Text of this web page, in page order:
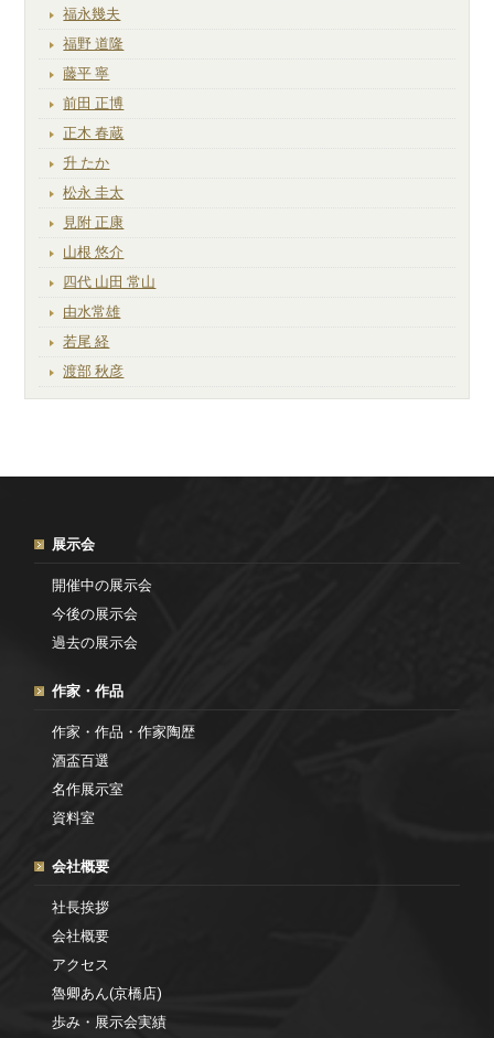
福永幾夫
福野 道隆
藤平 寧
前田 正博
正木 春蔵
升 たか
松永 圭太
見附 正康
山根 悠介
四代 山田 常山
由水常雄
若尾 経
渡部 秋彦
展示会
開催中の展示会
今後の展示会
過去の展示会
作家・作品
作家・作品・作家陶歴
酒盃百選
名作展示室
資料室
会社概要
社長挨拶
会社概要
アクセス
魯卿あん(京橋店)
歩み・展示会実績